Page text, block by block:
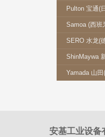
Pulton 宝通(
Samoa (西班
SERO 水龙(
ShinMaywa
Yamada 山田
安基工业设备